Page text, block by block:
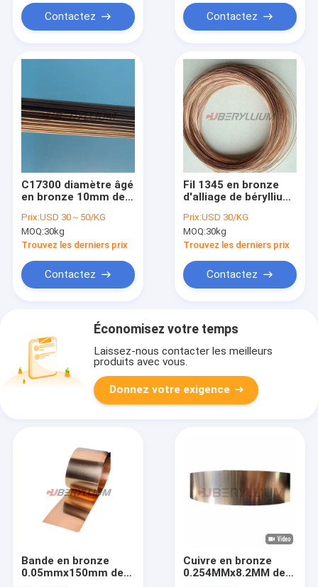
Contactez Contactez
C17300 diamètre âgé
en bronze 10mm de
béryllium du cube
2Pb avec la tolérance
H8
Prix:USD 30～50/KG
MOQ:30kg
Trouvez les derniers prix
Contactez
Fil 1345 en bronze
d'alliage de béryllium
ressorts de haute
résistance
Prix:USD 30/KG
MOQ:30kg
Trouvez les derniers prix
Contactez
Économisez votre temps
Laissez-nous contacter les meilleurs
produits avec vous.
Donnez votre exigence
Bande en bronze
0.05mmx150mm de
Cuivre en bronze
0.254MMx8.2MM de